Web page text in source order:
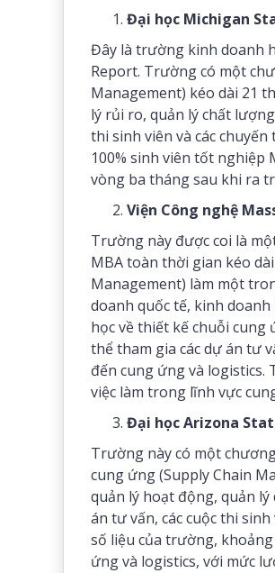
Đại học Michigan
Đây là trường kinh doanh
Report. Trường có một
Management) kéo dài 21
lý rủi ro, quản lý chất
thi sinh viên và các
100% sinh viên tốt nghiệp
vòng ba tháng sau khi ra
Viện Công nghệ
Trường này được coi là
MBA toàn thời gian kéo
Management) làm một
doanh quốc tế, kinh
học về thiết kế chuỗi cung
thể tham gia các dự án tư
đến cung ứng và logistics.
việc làm trong lĩnh vực
Đại học Arizona
Trường này có một
cung ứng (Supply Chain
quản lý hoạt động, quản lý
án tư vấn, các cuộc thi
số liệu của trường,
ứng và logistics, với mức